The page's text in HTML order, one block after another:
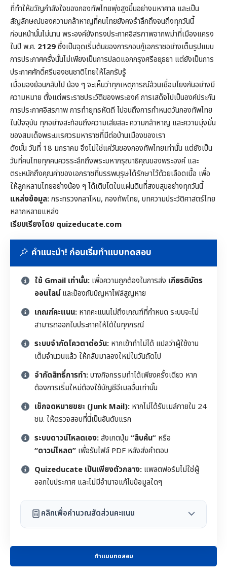
ที่ทำให้ขวัญกำลังใจของกองทัพไทยพุ่งสูงขึ้นอย่างมหาศาล และเป็น
สัญลักษณ์ของความกล้าหาญที่คนไทยยังคงรำลึกถึงจนถึงทุกวันนี้
ก่อนหน้านั้นไม่นาน พระองค์ยังทรงประกาศอิสรภาพจากพม่าที่เมืองแครง
ในปี พ.ศ. 2129ซึ่งเป็นจุดเริ่มต้นของการกอบกู้เอกราชอย่างเต็มรูปแบบ
การประกาศครั้งนั้นไม่เพียงเป็นการปลดแอกกรุงศรีอยุธยา แต่ยังเป็นการ
ประกาศศักดิ์ศรีของชนชาติไทยให้โลกรับรู้
เมื่อมองย้อนกลับไป น้อง ๆ จะเห็นว่าทุกเหตุการณ์ล้วนเชื่อมโยงกันอย่างมี
ความหมาย ตั้งแต่พระราชประวัติของพระองค์ การเสด็จไปเป็นองค์ประกัน
การประกาศอิสรภาพ การทำยุทธหัตถี ไปจนถึงการกำหนดวันกองทัพไทย
ในปัจจุบัน ทุกอย่างสะท้อนถึงความเสียสละ ความกล้าหาญ และความมุ่งมั่น
ของสมเด็จพระนเรศวรมหาราชที่มีต่อบ้านเมืองของเรา
ดังนั้น วันที่ 18 มกราคม จึงไม่ใช่แค่วันของกองทัพไทยเท่านั้น แต่ยังเป็น
วันที่คนไทยทุกคนควรระลึกถึงพระมหากรุณาธิคุณของพระองค์ และ
ตระหนักถึงคุณค่าของเอกราชที่บรรพบุรุษได้รักษาไว้ด้วยเลือดเนื้อ เพื่อ
ให้ลูกหลานไทยอย่างน้อง ๆ ได้เติบโตในแผ่นดินที่สงบสุขอย่างทุกวันนี้
แหล่งข้อมูล:กระทรวงกลาโหม, กองทัพไทย, บทความประวัติศาสตร์ไทย
หลากหลายแหล่ง
เรียบเรียงโดย quizeducate.com
คำแนะนำ! ก่อนเริ่มทำแบบทดสอบ
ใช้ Gmail เท่านั้น: เพื่อความถูกต้องในการส่ง เกียรติบัตร
ออนไลน์และป้องกันปัญหาไฟล์สูญหาย
เกณฑ์คะแนน: หากคะแนนไม่ถึงเกณฑ์ที่กำหนด ระบบจะไม่
สามารถออกใบประกาศให้ได้ในทุกกรณี
ระบบจำกัดโควตาต่อวัน: หากเข้าทำไม่ได้ แปลว่าผู้ใช้งาน
เต็มจำนวนแล้ว ให้กลับมาลองใหม่ในวันถัดไป
จำกัดสิทธิ์การทำ:บางกิจกรรมทำได้เพียงครั้งเดียว หาก
ต้องการเริ่มใหม่ต้องใช้บัญชีอีเมลอื่นเท่านั้น
เช็กจดหมายขยะ (Junk Mail): หากไม่ได้รับเมล์ภายใน 24
ชม. ให้ตรวจสอบที่นี่เป็นอันดับแรก
ระบบดาวน์โหลดเอง:สังเกตปุ่ม “สืบค้น” หรือ
“ดาวน์โหลด” เพื่อรับไฟล์ PDF หลังส่งคำตอบ
Quizeducate เป็นเพียงตัวกลาง: แพลตฟอร์มไม่ใช่ผู้
ออกใบประกาศ และไม่มีอำนาจแก้ไขข้อมูลใดๆ
คลิกเพื่อคำนวณสัดส่วนคะแนน
ทำแบบทดสอบ